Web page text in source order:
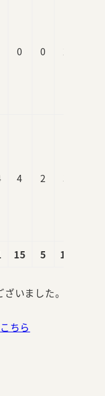
0 0
4 2 3
15 5 10
いました。
こちら